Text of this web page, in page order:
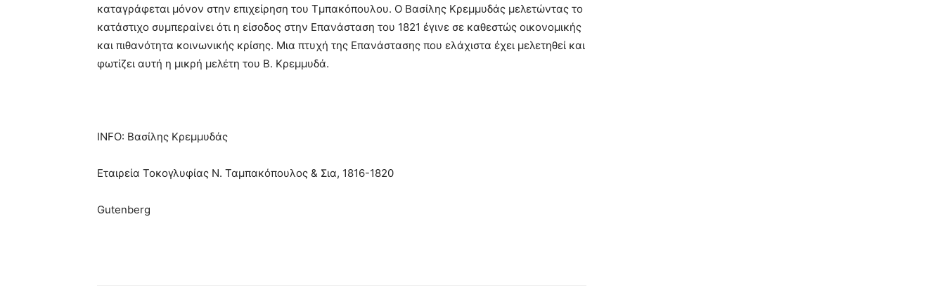
καταγράφεται μόνον στην επιχείρηση του Τμπακόπουλου. Ο Βασίλης Κρεμμυδάς μελετώντας το
κατάστιχο συμπεραίνει ότι η είσοδος στην Επανάσταση του 1821 έγινε σε καθεστώς οικονομικής
και πιθανότητα κοινωνικής κρίσης. Μια πτυχή της Επανάστασης που ελάχιστα έχει μελετηθεί και
φωτίζει αυτή η μικρή μελέτη του Β. Κρεμμυδά.
INFO: Βασίλης Κρεμμυδάς
Εταιρεία Τοκογλυφίας Ν. Ταμπακόπουλος & Σια, 1816-1820
Gutenberg